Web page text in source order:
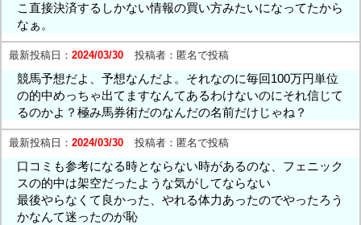
こ直接決済するしかない情報の買い方みたいになってたから
なぁ。
最新投稿日： 2024/03/30 投稿者： 匿名で投稿
競馬予想だよ、予想なんだよ。それなのに毎回100万円単位
の的中めっちゃ出てますなんてあるわけないのにそれ信じて
るのかよ？極み馬券術だのなんだの名前だけじゃね？
最新投稿日： 2024/03/30 投稿者： 匿名で投稿
口コミも参考になる時とならない時があるのな、フェニック
スの的中は架空だったような気がしてならない
最後やらなくて良かった、やれる体力あったのでやったろう
かなんて迷ったのが恥